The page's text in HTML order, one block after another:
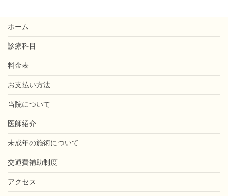
ホーム
診療科目
料金表
お支払い方法
当院について
医師紹介
未成年の施術について
交通費補助制度
アクセス